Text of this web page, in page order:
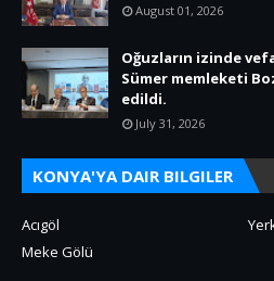
August 01, 2026
Oğuzların izinde
Sümer memleketi
edildi.
July 31, 2026
KONYA'YA DAIR BILGILER
Acıgöl
Meke Gölü